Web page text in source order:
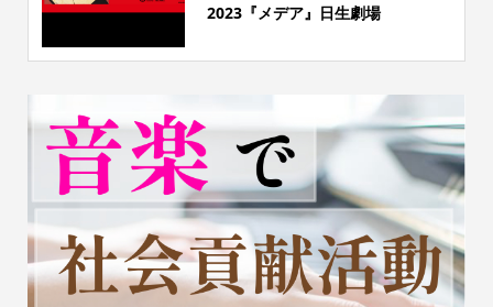
2023『メデア』日生劇場